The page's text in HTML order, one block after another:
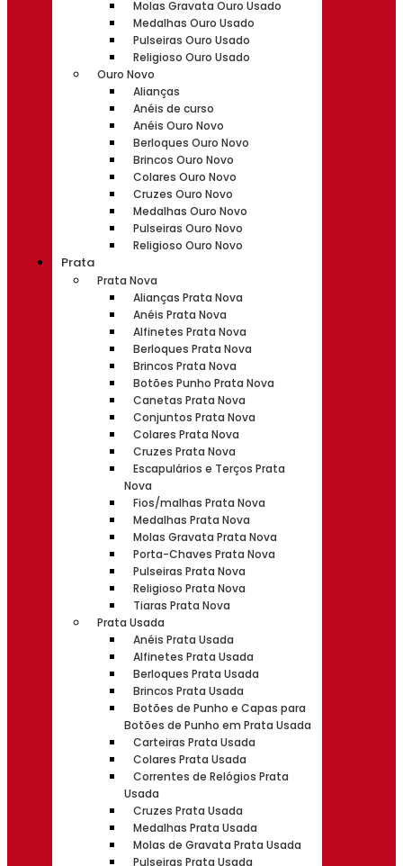
Molas Gravata Ouro Usado
Medalhas Ouro Usado
Pulseiras Ouro Usado
Religioso Ouro Usado
Ouro Novo
Alianças
Anéis de curso
Anéis Ouro Novo
Berloques Ouro Novo
Brincos Ouro Novo
Colares Ouro Novo
Cruzes Ouro Novo
Medalhas Ouro Novo
Pulseiras Ouro Novo
Religioso Ouro Novo
Prata
Prata Nova
Alianças Prata Nova
Anéis Prata Nova
Alfinetes Prata Nova
Berloques Prata Nova
Brincos Prata Nova
Botões Punho Prata Nova
Canetas Prata Nova
Conjuntos Prata Nova
Colares Prata Nova
Cruzes Prata Nova
Escapulários e Terços Prata
Nova
Fios/malhas Prata Nova
Medalhas Prata Nova
Molas Gravata Prata Nova
Porta-Chaves Prata Nova
Pulseiras Prata Nova
Religioso Prata Nova
Tiaras Prata Nova
Prata Usada
Anéis Prata Usada
Alfinetes Prata Usada
Berloques Prata Usada
Brincos Prata Usada
Botões de Punho e Capas para
Botões de Punho em Prata Usada
Carteiras Prata Usada
Colares Prata Usada
Correntes de Relógios Prata
Usada
Cruzes Prata Usada
Medalhas Prata Usada
Molas de Gravata Prata Usada
Pulseiras Prata Usada